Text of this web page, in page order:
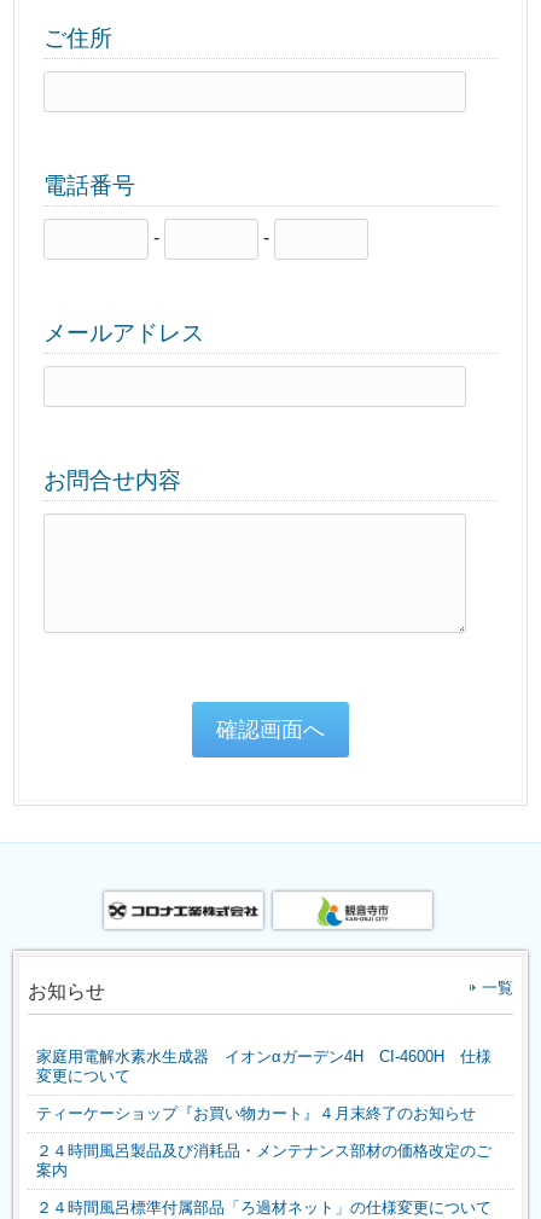
ご住所
電話番号
- -
メールアドレス
お問合せ内容
お知らせ 一覧
家庭用電解水素水生成器 イオンαガーデン4H CI-4600H 仕様
変更について
ティーケーショップ『お買い物カート』４月末終了のお知らせ
２４時間風呂製品及び消耗品・メンテナンス部材の価格改定のご
案内
２４時間風呂標準付属部品「ろ過材ネット」の仕様変更について